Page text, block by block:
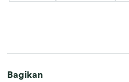
Bagikan